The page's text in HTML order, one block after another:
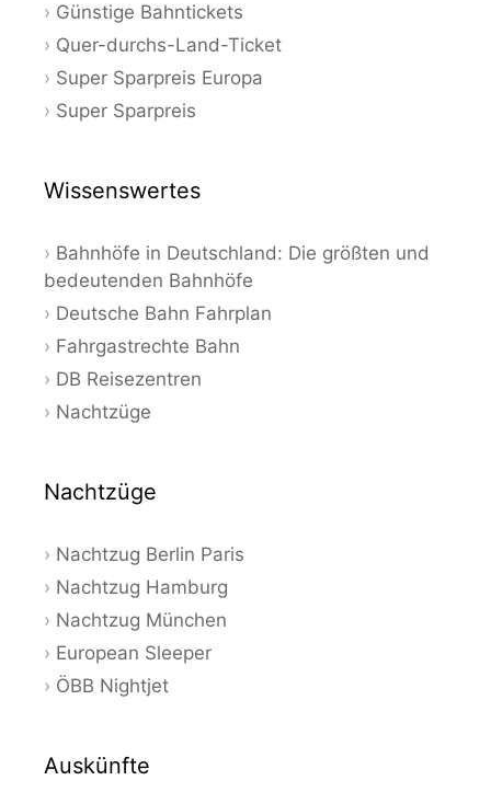
Günstige Bahntickets
Quer-durchs-Land-Ticket
Super Sparpreis Europa
Super Sparpreis
Wissenswertes
Bahnhöfe in Deutschland: Die größten und
bedeutenden Bahnhöfe
Deutsche Bahn Fahrplan
Fahrgastrechte Bahn
DB Reisezentren
Nachtzüge
Nachtzüge
Nachtzug Berlin Paris
Nachtzug Hamburg
Nachtzug München
European Sleeper
ÖBB Nightjet
Auskünfte